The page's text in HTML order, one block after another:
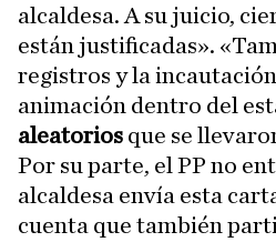
alcaldesa. A su juicio,
están justificadas».
registros y la
animación dentro del
aleatorios que se
Por su parte, el PP no
alcaldesa envía esta
cuenta que también